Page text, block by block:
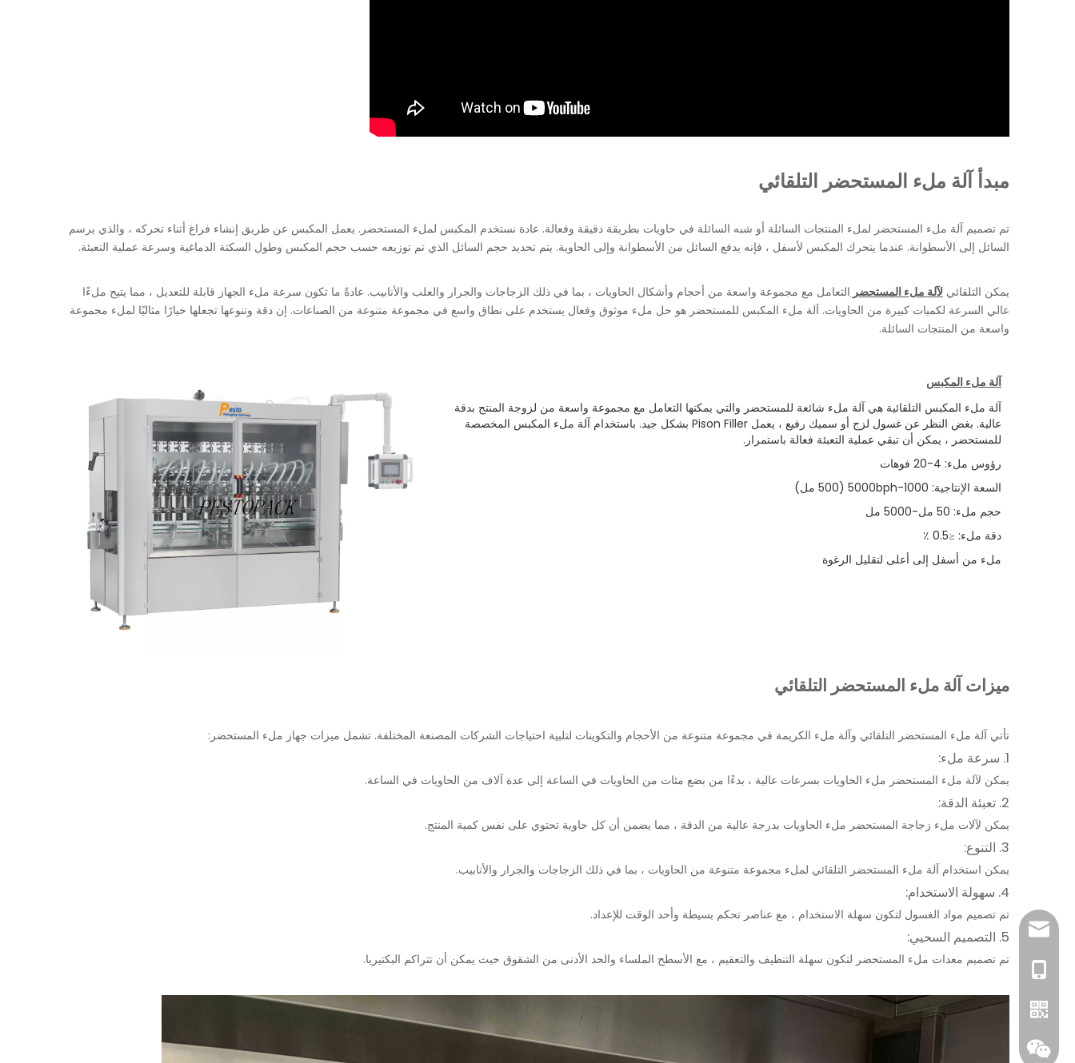
مبدأ آلة ملء المستحضر التلقائي
تم تصميم آلة ملء المستحضر لملء المنتجات السائلة أو شبه السائلة في حاويات بطريقة دقيقة وفعالة. عادة نستخدم المكبس لملء المستحضر. يعمل المكبس عن طريق إنشاء فراغ أثناء تحركه ، والذي يرسم
السائل إلى الأسطوانة. عندما يتحرك المكبس لأسفل ، فإنه يدفع السائل من الأسطوانة وإلى الحاوية. يتم تحديد حجم السائل الذي تم توزيعه حسب حجم المكبس وطول السكتة الدماغية وسرعة عملية التعبئة.
يمكن التلقائي لآلة ملء المستحضر التعامل مع مجموعة واسعة من أحجام وأشكال الحاويات ، بما في ذلك الزجاجات والجرار والعلب والأنابيب. عادةً ما تكون سرعة ملء الجهاز قابلة للتعديل ، مما يتيح ملءًا
عالي السرعة لكميات كبيرة من الحاويات. آلة ملء المكبس للمستحضر هو حل ملء موثوق وفعال يستخدم على نطاق واسع في مجموعة متنوعة من الصناعات. إن دقة وتنوعها تجعلها خيارًا مثاليًا لملء مجموعة
واسعة من المنتجات السائلة.
آلة ملء المكبس
آلة ملء المكبس التلقائية هي آلة ملء شائعة للمستحضر والتي يمكنها التعامل مع مجموعة واسعة من لزوجة المنتج بدقة
عالية. بغض النظر عن غسول لزج أو سميك رفيع ، يعمل Pison Filler بشكل جيد. باستخدام آلة ملء المكبس المخصصة
للمستحضر ، يمكن أن تبقي عملية التعبئة فعالة باستمرار.
رؤوس ملء: 4-20 فوهات
السعة الإنتاجية: 1000-5000bph (500 مل)
حجم ملء: 50 مل-5000 مل
دقة ملء: ≤0.5 ٪
ملء من أسفل إلى أعلى لتقليل الرغوة
ميزات آلة ملء المستحضر التلقائي
تأتي آلة ملء المستحضر التلقائي وآلة ملء الكريمة في مجموعة متنوعة من الأحجام والتكوينات لتلبية احتياجات الشركات المصنعة المختلفة. تشمل ميزات جهاز ملء المستحضر:
1. سرعة ملء:
يمكن لآلة ملء المستحضر ملء الحاويات بسرعات عالية ، بدءًا من بضع مئات من الحاويات في الساعة إلى عدة آلاف من الحاويات في الساعة.
2. تعبئة الدقة:
يمكن لآلات ملء زجاجة المستحضر ملء الحاويات بدرجة عالية من الدقة ، مما يضمن أن كل حاوية تحتوي على نفس كمية المنتج.
3. التنوع:
يمكن استخدام آلة ملء المستحضر التلقائي لملء مجموعة متنوعة من الحاويات ، بما في ذلك الزجاجات والجرار والأنابيب.
4. سهولة الاستخدام:
تم تصميم مواد الغسول لتكون سهلة الاستخدام ، مع عناصر تحكم بسيطة وأحد الوقت للإعداد.
5. التصميم السحيي:
تم تصميم معدات ملء المستحضر لتكون سهلة التنظيف والتعقيم ، مع الأسطح الملساء والحد الأدنى من الشقوق حيث يمكن أن تتراكم البكتيريا.
0086-